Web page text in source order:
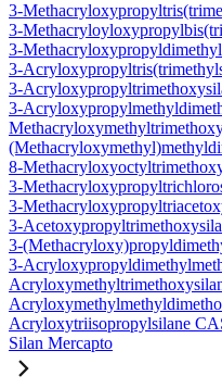
3-
3-
3-
3-
3-
3-
8-
3-
3-
3-
3-
3-
Acryloxytriisopropylsilane
Silan Mercapto